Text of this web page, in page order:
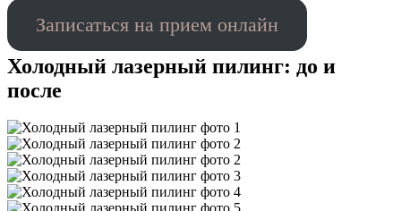
Записаться на прием онлайн
Холодный лазерный пилинг: до и
после